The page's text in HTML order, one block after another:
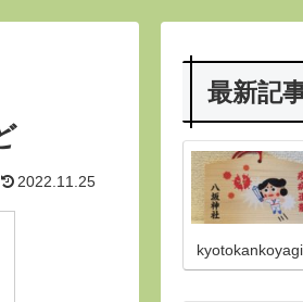
2022.11.25
最新記